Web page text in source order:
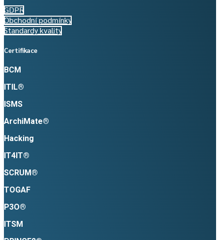
GDPR
Obchodní podmínky
Standardy kvality
Certifikace
BCM
ITIL®
ISMS
ArchiMate®
Hacking
IT4IT®
SCRUM®
TOGAF
P3O®
ITSM